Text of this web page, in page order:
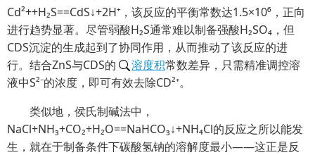
Cd²++H₂S==CdS↓+2H⁺，该反应的平衡常数达1.5×10⁶，正向
进行趋势显著。尽管弱酸H₂S通常难以制备强酸H₂SO₄，但
CDS沉淀的生成起到了协同作用，从而推动了该反应的进
行。结合ZnS与CDS的
溶度积常数差异，只需精准调控溶
液中S²⁻的浓度，即可有效去除CD²⁺。
类似地，侯氏制碱法中，
NaCl+NH₃+CO₂+H₂O==NaHCO₃↓+NH₄Cl的反应之所以能发
生，就在于制备条件下碳酸氢钠的溶解度最小——这正是反